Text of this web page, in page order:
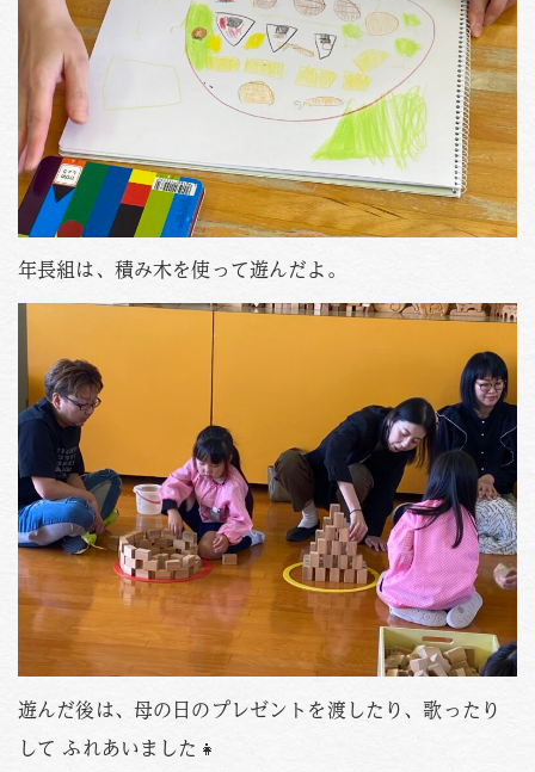
年長組は、積み木を使って遊んだよ。
遊んだ後は、母の日のプレゼントを渡したり、歌ったり
して ふれあいました👧